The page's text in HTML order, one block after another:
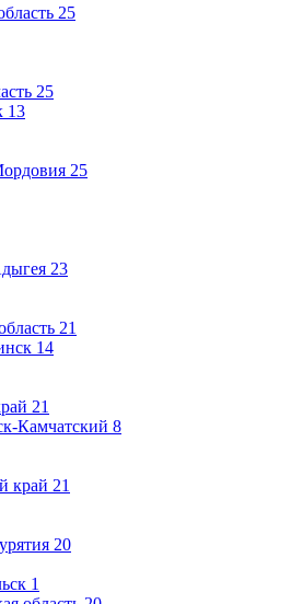
25
25
13
25
23
21
14
21
Камчатский 8
край 21
20
1